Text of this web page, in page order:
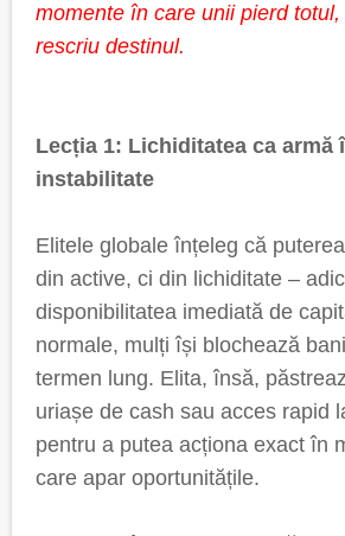
momente în care unii pierd
rescriu destinul.
Lecția 1: Lichiditatea ca armă
instabilitate
Elitele globale înțeleg că
din active, ci din lichiditate –
disponibilitatea imediată de
normale, mulți își blochează
termen lung. Elita, însă,
uriașe de cash sau acces rapid
pentru a putea acționa exact în
care apar oportunitățile.